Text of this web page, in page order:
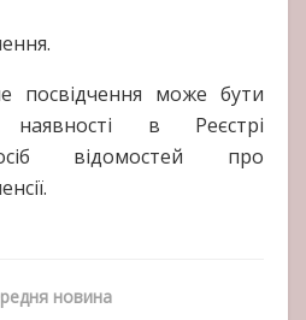
посвідчення може бути
в Реєстрі
відомостей про
новина